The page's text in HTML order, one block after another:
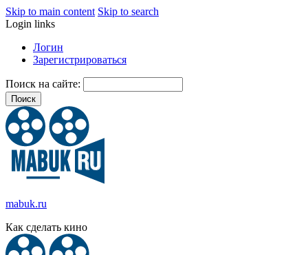
Skip to main content Skip to search
Login links
Логин
Зарегистрироваться
Поиск на сайте:
mabuk.ru
Как сделать кино